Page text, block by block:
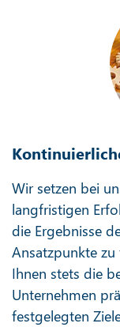
Wir setzen bei
langfristigen
die Ergebnisse
Ansatzpunkte
Ihnen stets die
Unternehmen
festgelegten